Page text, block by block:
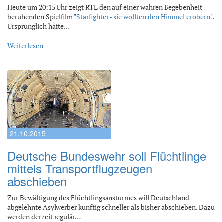
Heute um 20:15 Uhr zeigt RTL den auf einer wahren Begebenheit
beruhenden Spielfilm "Starfighter - sie wollten den Himmel erobern".
Ursprünglich hätte…
Weiterlesen
21.10.2015
Deutsche Bundeswehr soll Flüchtlinge
mittels Transportflugzeugen
abschieben
Zur Bewältigung des Flüchtlingsansturmes will Deutschland
abgelehnte Asylwerber künftig schneller als bisher abschieben. Dazu
werden derzeit regulär…